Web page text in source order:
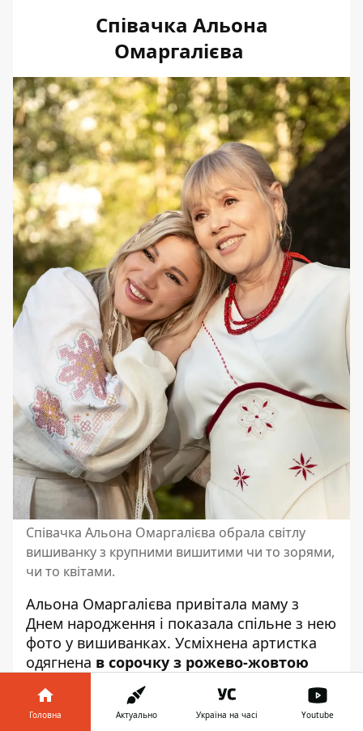
Співачка Альона
Омаргалієва
Співачка Альона Омаргалієва обрала світлу
вишиванку з крупними вишитими чи то зорями,
чи то квітами.
Альона Омаргалієва привітала маму з
Днем народження і показала спільне з нею
фото у вишиванках. Усміхнена артистка
одягнена в сорочку з рожево-жовтою
на широких рукавах-ліхтарях.
Співачка Катерина
Головна Актуально Україна на часі Youtube